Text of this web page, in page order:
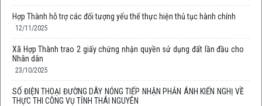
Hợp Thành hỗ trợ các đối tượng yếu thế thực hiện thủ tục hành chính
12/11/2025
Xã Hợp Thành trao 2 giấy chứng nhận quyền sử dụng đất lần đầu cho
Nhân dân
23/10/2025
SỐ ĐIỆN THOẠI ĐƯỜNG DÂY NÓNG TIẾP NHẬN PHẢN ÁNH KIẾN NGHỊ VỀ
THỰC THI CÔNG VỤ TỈNH THÁI NGUYÊN